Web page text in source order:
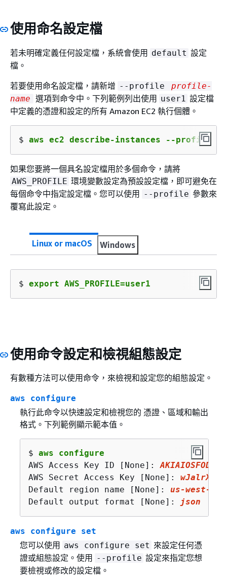
使用命名設定檔
若未明確定義任何設定檔，系統會使用 default 設定
檔。
若要使用命名設定檔，請新增 --profile
profile-
name 選項到命令中。下列範例列出使用 user1 設定檔
中定義的憑證和設定的所有 Amazon EC2 執行個體。
$ aws ec2 describe-instances --profile
如果您要將一個具名設定檔用於多個命令，請將
AWS_PROFILE 環境變數設定為預設設定檔，即可避免在
每個命令中指定設定檔。您可以使用 --profile 參數來
覆寫此設定。
Linux or macOS Windows
$ export AWS_PROFILE=user1
使用命令設定和檢視組態設定
有數種方法可以使用命令，來檢視和設定您的組態設定。
aws configure
執行此命令以快速設定和檢視您的 憑證、區域和輸出
格式。下列範例顯示範本值。
$ aws configure
AWS Access Key ID [None]:
AWS Secret Access Key [None]:
Default region name [None]: us-west-
Default output format [None]:
json
aws configure set
您可以使用 aws configure set 來設定任何憑
證或組態設定。使用
--profile 設定來指定您想
要檢視或修改的設定檔。